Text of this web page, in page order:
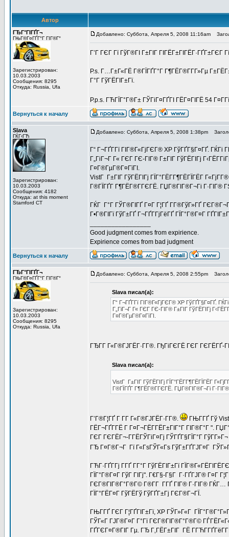
Автор
ГЂГ°ГІГҐГ¬
ГЊГ®Г¤ГҐГ°Г ГІГ®Г°
Зарегистрирован:
10.03.2003
Сообщения: 8295
Откуда: Russia, Ufa
Добавлено: Суббота, Апреля 5, 2008 11:16am
Г’Г ГЄГ Гї ГўГ®ГІ Г±ГІГ ГІГЁГ±ГІГЁГ·ГҐГ±ГЄГ
P.s. Г…Г±Г«ГЁ Г®ГЇГҐГ°Г Г¶ГЁГ®Г­Г­Г»Гµ
Г°Г ГўГЁГІГ±Гї.
P.p.s. ГЋГЇГ°Г®Г± ГЎГіГ¤ГҐГІ ГЁГ¤ГІГЁ 54
Вернуться к началу
Slava
ГЌГ‹ГЋ
Зарегистрирован:
10.03.2003
Сообщения: 4182
Откуда: at this moment
Stamford CT
Добавлено: Суббота, Апреля 5, 2008 1:38pm
Г“ Г¬ГҐГ­Гї ГІГ®Г«ГјГЄГ® XP ГўГҐГ§Г¤ГҐ.
Г„ГіГ¬Г Г« ГЄГ ГЄ-ГІГ® Г±ГІГ ГўГЁГІГј
Г¤Г®ГµГ®Г¤ГїГІ.
VistГ Г±ГІГ ГўГЁГІГј ГЇГ°ГЁГ­Г¶ГЁГЇГЁГ
Г®ГЇГҐГ Г¶ГЁГ®Г­ГЄГЁ. ГЏГ®ГІГ®Г¬Гі Г·ГІГ®
ГЌГ Г°Г ГЎГ®ГІГҐ Г¤Г Г¦ГҐ Г­Г®ГўГ»ГҐ
Г•Г®ГІГї ГўГ±ГҐ Г¬ГҐГ­ГјГёГҐ ГЇГ°Г®Г¤Г
Good judgment comes from expirience.
Expirience comes from bad judgment
Вернуться к началу
ГЂГ°ГІГҐГ¬
ГЊГ®Г¤ГҐГ°Г ГІГ®Г°
Зарегистрирован:
10.03.2003
Сообщения: 8295
Откуда: Russia, Ufa
Добавлено: Суббота, Апреля 5, 2008 2:55pm
Slava писал(а):
Г“ Г¬ГҐГ­Гї ГІГ®Г«ГјГЄГ® XP ГўГҐГ§Г¤ГҐ.
Г„ГіГ¬Г Г« ГЄГ ГЄ-ГІГ® Г±ГІГ ГўГЁГІГј
Г¤Г®ГµГ®Г¤ГїГІ.
ГЂГ­Г Г«Г®ГЈГЁГ·Г­Г®. ГђГіГЄГЁ ГЄГ ГЄГЁГҐ-
Slava писал(а):
VistГ Г±ГІГ ГўГЁГІГј ГЇГ°ГЁГ­Г¶ГЁГЇГЁГ
Г®ГЇГҐГ Г¶ГЁГ®Г­ГЄГЁ. ГЏГ®ГІГ®Г¬Гі
Г’Г®Г¦ГҐ Г Г­Г Г«Г®ГЈГЁГ·Г­Г®.
ГЊГ­ГҐ Гў
ГЁГ¬ГҐГ­ГЁ Г Г¤Г¬ГЁГ­ГЁГ±ГІГ°Г ГІГ®Г°Г ".
ГЄГ ГЄГЁГ¬-Г­ГЁГЎГіГ¤Гј ГЎГҐГ§ГЇГ°Г ГўГ­Г»Г¬
ГЂ Г¤Г®Г¬Г Гї Г«ГѕГЎГ«Гѕ ГўГ±ГҐГЈГ¤Г
ГЋГ·ГҐГ­Гј Г­ГҐ Г­Г°Г ГўГЁГІГ±Гї
ГЇГ°Г®Г¤Г ГўГ ГІГј". Г€Г§-Г§Г Г·ГҐГЈГ® Г¤Г
ГЄГ®ГІГ®Г°Г®Г© Г®Г­Г Г­ГҐ ГІГ® Г·ГІГ® ГЌГ…
ГЇГ°ГЁГ¤Г ГўГЁГў ГўГҐГ±Гј ГЄГ®Г¬ГЇ.
ГЊГ­ГҐ ГЄГ Г¦ГҐГІГ±Гї, XP ГЎГ»Г«Г
ГЎГ«Г ГЈГ®Г¤Г Г°Гї ГЄГ®ГІГ®Г°Г®Г©
ГҐГЄГ¤Г®ГІГ Гµ. ГЂ Г‚ГЁГ±ГІГ ГЁ